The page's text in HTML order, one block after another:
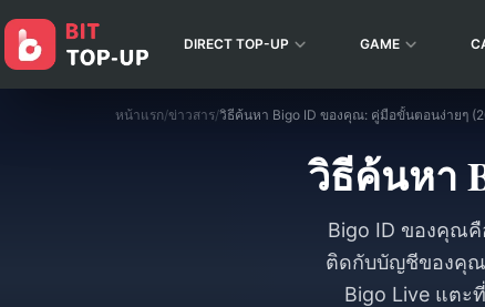
DIRECT TOP-UP GAME
หน้าแรก/ข่าวสาร/วิธีค้นหา Bigo ID ของคุณ: คู่มือขั้นตอนง่ายๆ
วิธีค้นหา
Bigo ID ของคุณคื
ติดกับบัญชีของคุณ
Bigo Live แตะ